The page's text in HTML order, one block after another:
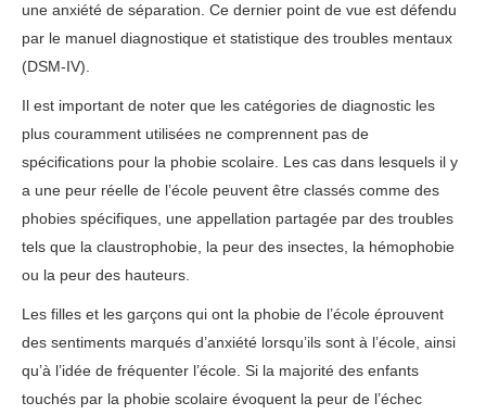
une anxiété de séparation. Ce dernier point de vue est défendu
par le manuel diagnostique et statistique des troubles mentaux
(DSM-IV).
Il est important de noter que les catégories de diagnostic les
plus couramment utilisées ne comprennent pas de
spécifications pour la phobie scolaire. Les cas dans lesquels il y
a une peur réelle de l’école peuvent être classés comme des
phobies spécifiques, une appellation partagée par des troubles
tels que la claustrophobie, la peur des insectes, la hémophobie
ou la peur des hauteurs.
Les filles et les garçons qui ont la phobie de l’école éprouvent
des sentiments marqués d’anxiété lorsqu’ils sont à l’école, ainsi
qu’à l’idée de fréquenter l’école. Si la majorité des enfants
touchés par la phobie scolaire évoquent la peur de l’échec